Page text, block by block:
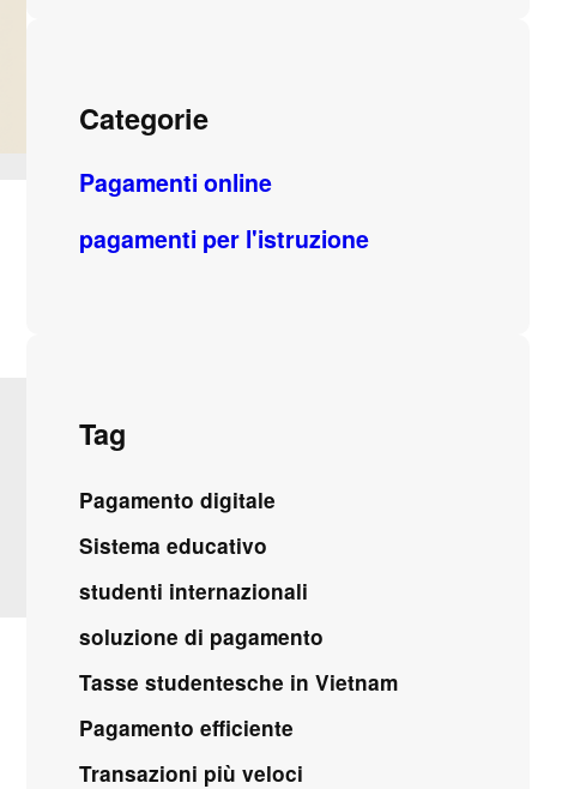
Categorie
Pagamenti online
pagamenti per l'istruzione
Tag
Pagamento digitale
Sistema educativo
studenti internazionali
soluzione di pagamento
Tasse studentesche in Vietnam
Pagamento efficiente
Transazioni più veloci